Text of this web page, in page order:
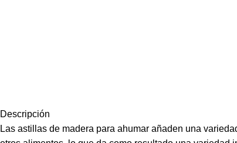
Descripción
Las astillas de madera para ahumar añaden una